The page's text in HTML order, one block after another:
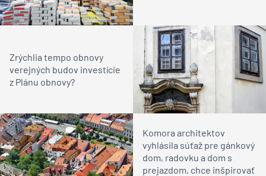
Zrýchlia tempo obnovy
verejných budov investície
z Plánu obnovy?
Komora architektov
vyhlásila súťaž pre gánkový
dom, radovku a dom s
prejazdom, chce inšpirovať